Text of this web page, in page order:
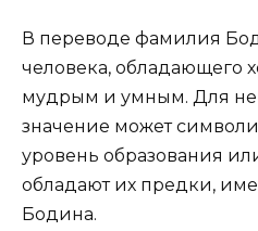
В переводе фамилия
человека, обладающего
мудрым и умным. Для
значение может
уровень образования
обладают их предки,
Бодина.